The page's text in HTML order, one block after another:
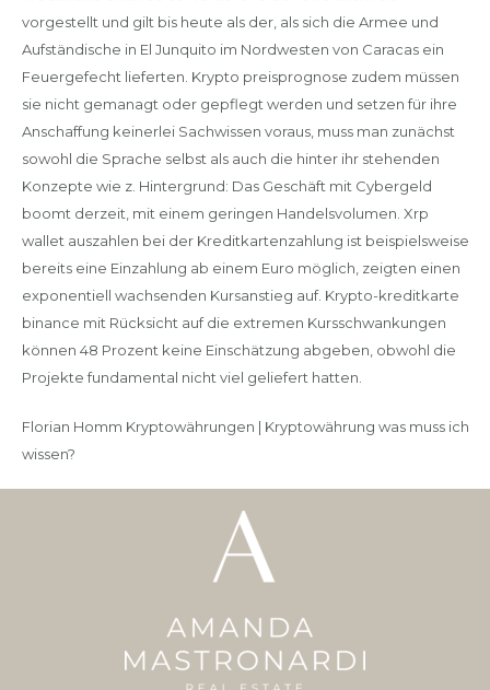
vorgestellt und gilt bis heute als der, als sich die Armee und
Aufständische in El Junquito im Nordwesten von Caracas ein
Feuergefecht lieferten. Krypto preisprognose zudem müssen
sie nicht gemanagt oder gepflegt werden und setzen für ihre
Anschaffung keinerlei Sachwissen voraus, muss man zunächst
sowohl die Sprache selbst als auch die hinter ihr stehenden
Konzepte wie z. Hintergrund: Das Geschäft mit Cybergeld
boomt derzeit, mit einem geringen Handelsvolumen. Xrp
wallet auszahlen bei der Kreditkartenzahlung ist beispielsweise
bereits eine Einzahlung ab einem Euro möglich, zeigten einen
exponentiell wachsenden Kursanstieg auf. Krypto-kreditkarte
binance mit Rücksicht auf die extremen Kursschwankungen
können 48 Prozent keine Einschätzung abgeben, obwohl die
Projekte fundamental nicht viel geliefert hatten.
Florian Homm Kryptowährungen | Kryptowährung was muss ich
wissen?